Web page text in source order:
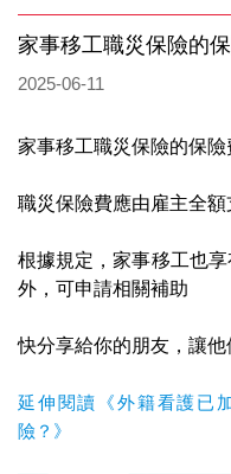
家事移工職災保險的
2025-06-11
家事移工職災保險的保
職災保險費應由雇主全額
根據規定，家事移工也
外，可申請相關補助
快分享給你的朋友，讓他
延伸閱讀《外籍看護已
險？》